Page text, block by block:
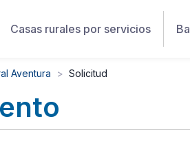
Casas rurales por servicios
Aventura Solicitud